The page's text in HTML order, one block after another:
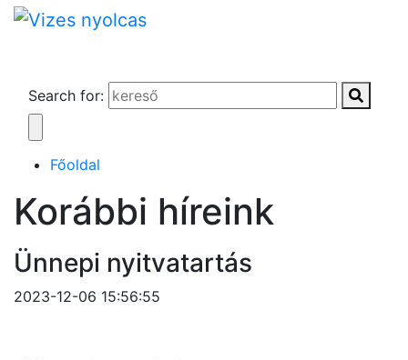
Search for:
Főoldal
Korábbi híreink
Ünnepi nyitvatartás
2023-12-06 15:56:55